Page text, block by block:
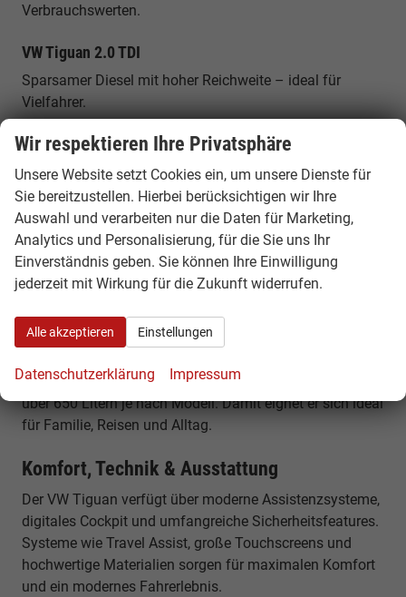
Verbrauchswerten.
VW Tiguan 2.0 TDI
Sparsamer Diesel mit hoher Reichweite – ideal für
Vielfahrer.
VW Tiguan eHybrid
Plug-in-Hybrid mit elektrischer Reichweite und hoher
Effizienz im Alltag.
VW Tiguan 4MOTION
Allradversion für bessere Traktion und Sicherheit bei
allen Straßenverhältnissen.
Platzangebot & Alltagstauglichkeit
5 Personen sowie ein flexibles Kofferraumvolumen von
über 650 Litern je nach Modell. Damit eignet er sich ideal
für Familie, Reisen und Alltag.
Komfort, Technik & Ausstattung
Der VW Tiguan verfügt über moderne Assistenzsysteme,
digitales Cockpit und umfangreiche Sicherheitsfeatures.
Systeme wie Travel Assist, große Touchscreens und
hochwertige Materialien sorgen für maximalen Komfort
und ein modernes Fahrerlebnis.
Wir respektieren Ihre Privatsphäre
Unsere Website setzt Cookies ein, um unsere Dienste für
Sie bereitzustellen. Hierbei berücksichtigen wir Ihre
Auswahl und verarbeiten nur die Daten für Marketing,
Analytics und Personalisierung, für die Sie uns Ihr
Einverständnis geben. Sie können Ihre Einwilligung
jederzeit mit Wirkung für die Zukunft widerrufen.
Alle akzeptieren Einstellungen
Datenschutzerklärung Impressum